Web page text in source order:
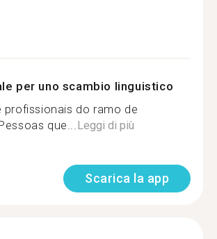
per uno scambio linguistico
profissionais do ramo de
que...Leggi di più
Scarica la app